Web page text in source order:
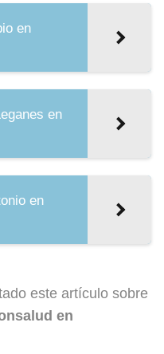
en
en
en
este artículo sobre
en